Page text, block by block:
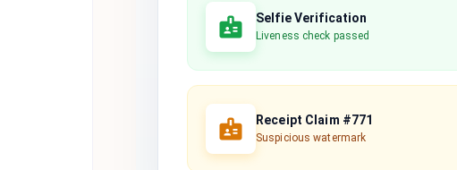
Selfie Verification
Liveness check passed
Receipt Claim #771
Suspicious watermark